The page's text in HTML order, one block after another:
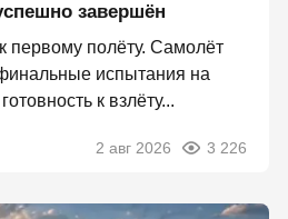
завершён
первому полёту. Самолёт
испытания на
к взлёту...
2 авг 2026 3 226